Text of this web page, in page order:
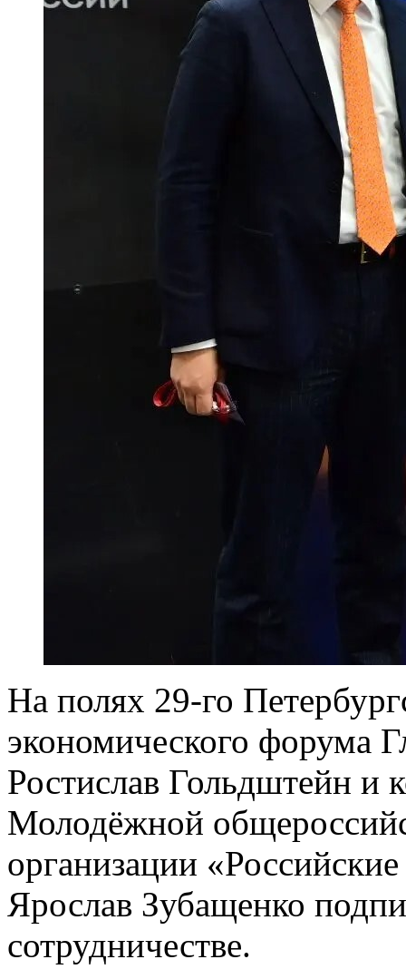
На полях 29-го
экономического форума
Ростислав Гольдштейн и
Молодёжной
организации
Ярослав Зубащенко
сотрудничестве.